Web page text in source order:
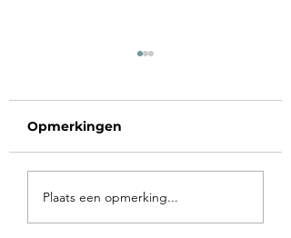
Voorbij de poort
roept je Ziel
Opmerkingen
Plaats een opmerking...